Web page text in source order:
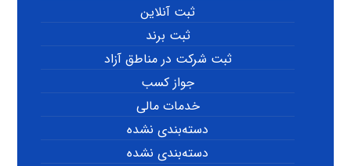
ثبت آنلاین
ثبت برند
ثبت شرکت در مناطق آزاد
جواز کسب
خدمات مالی
دسته‌بندی نشده
دسته‌بندی نشده